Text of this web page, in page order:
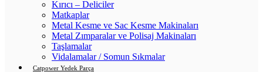
Kırıcı – Deliciler
Matkaplar
Metal Kesme ve Sac Kesme Makinaları
Metal Zımparalar ve Polisaj Makinaları
Taşlamalar
Vidalamalar / Somun Sıkmalar
Catpower Yedek Parça